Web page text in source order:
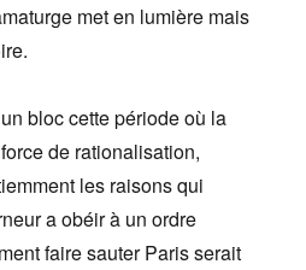
met en lumière mais
bloc cette période où la
de rationalisation,
les raisons qui
a obéir à un ordre
faire sauter Paris serait